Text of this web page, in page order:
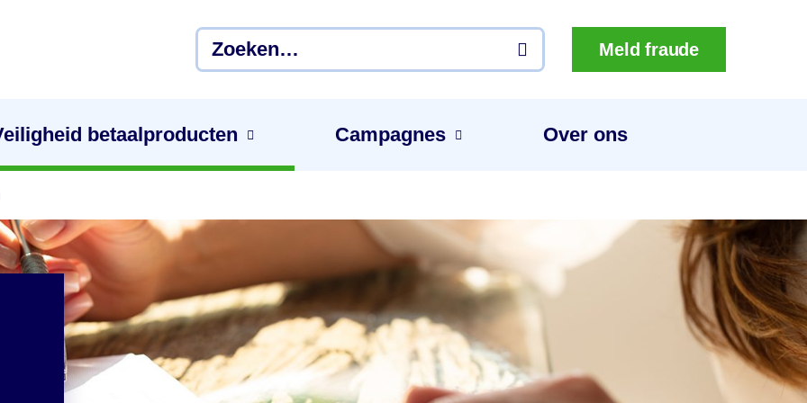
Meld fraude
betaal­producten Campagnes Over ons